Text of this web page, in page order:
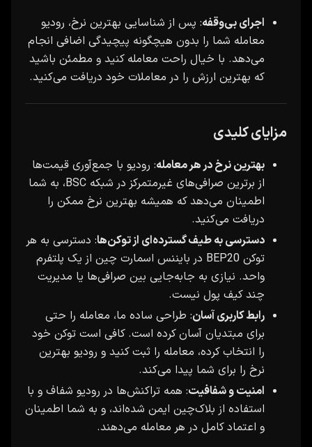
اجرای بی‌وقفه: پس از شناسایی بهترین نرخ، رودیو
معامله شما را بدون هیچگونه پیچیدگی اضافی انجام
می‌دهد. با خیال راحت معامله کنید و مطمئن باشید
که بهترین ارزش را در معاملات خود دریافت می‌کنید.
مزایای کلیدی
بهترین نرخ در هر معامله: رودیو با جمع‌آوری قیمت‌ها
از برترین صرافی‌های غیرمتمرکز در شبکه BSC، به شما
اطمینان می‌دهد که همیشه بهترین نرخ ممکن را
دریافت می‌کنید.
دسترسی به طیف گسترده‌ای از توکن‌ها: دسترسی به هر
توکن BEP20 در بایننس اسمارت چین از یک پلتفرم
واحد. نیازی به جابه‌جایی بین صرافی‌ها یا مدیریت
چند کیف پول نیست.
رابط کاربری آسان: طراحی ساده ما، معامله را حتی
برای مبتدیان آسان کرده است. کافی است توکن خود
را انتخاب کرده، معامله را ثبت کنید و رودیو بهترین
نرخ را برای شما پیدا می‌کند.
امنیت و شفافیت: همه تراکنش‌ها در رودیو شفاف و با
استفاده از بلاک‌چین ایمن شده‌اند، و به شما اطمینان
و اعتماد کامل در هر معامله می‌دهند.